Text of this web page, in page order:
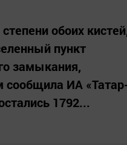
обоих
пункт
замыкания,
сообщила ИА
1792...